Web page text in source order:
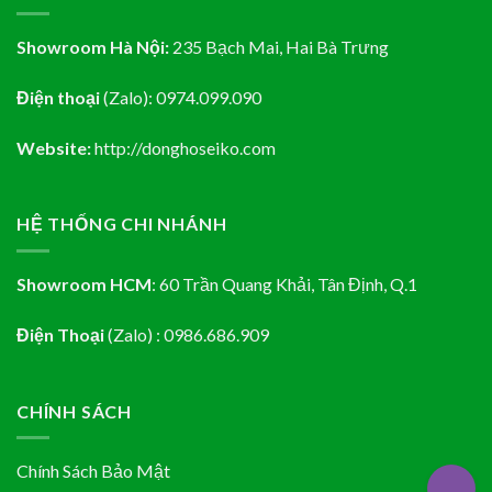
Showroom Hà Nội: 235 Bạch Mai, Hai Bà Trưng
Điện thoại(Zalo): 0974.099.090
Website:http://donghoseiko.com
HỆ THỐNG CHI NHÁNH
Showroom HCM: 60 Trần Quang Khải, Tân Định, Q.1
Điện Thoại(Zalo) : 0986.686.909
CHÍNH SÁCH
Chính Sách Bảo Mật